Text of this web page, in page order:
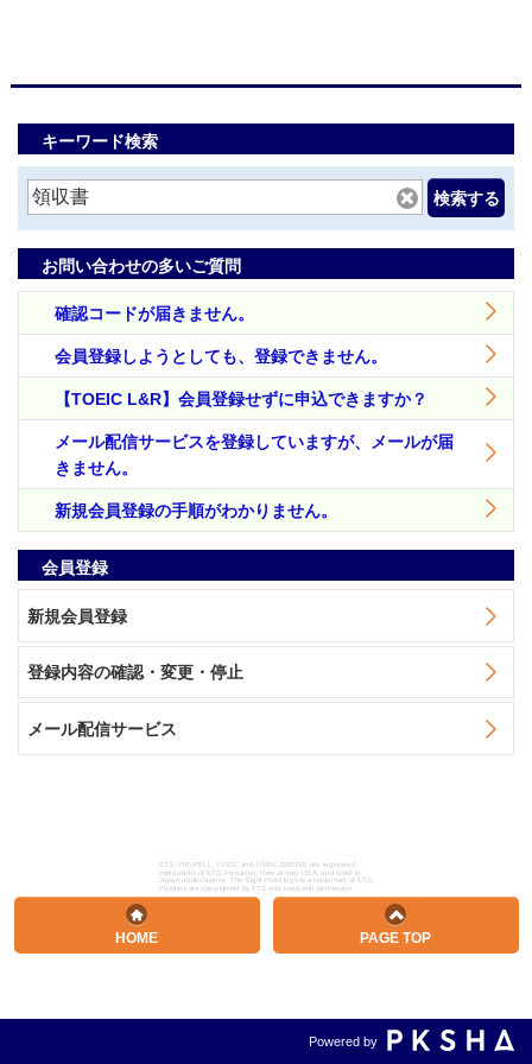
キーワード検索
検索する
お問い合わせの多いご質問
確認コードが届きません。
会員登録しようとしても、登録できません。
【TOEIC L&R】会員登録せずに申込できますか？
メール配信サービスを登録していますが、メールが届
きません。
新規会員登録の手順がわかりません。
会員登録
新規会員登録
登録内容の確認・変更・停止
メール配信サービス
ETS, PROPELL, TOEIC and TOEIC BRIDGE are registered
trademarks of ETS, Princeton, New Jersey, USA, and used in
Japan under license. The Eight-Point logo is a trademark of ETS.
Portions are copyrighted by ETS and used with permission.
Powered by
HOME PAGE TOP